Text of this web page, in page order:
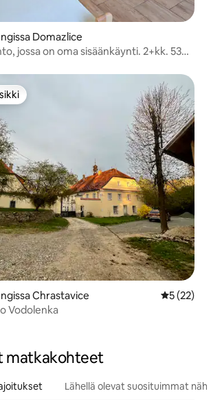
Domazlice
jossa on oma sisäänkäynti. 2+kk. 53
parhaimmistoa
Chrastavice
5 (22)
Vodolenka
matkakohteet
Lähellä olevat suosituimmat